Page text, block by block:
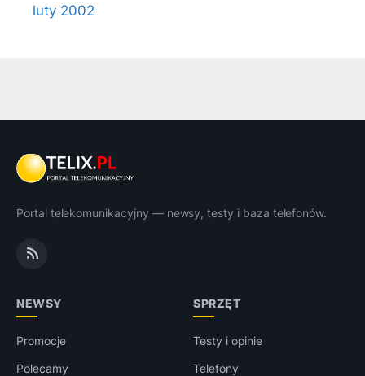
luty 2002
Portal telekomunikacyjny — newsy, testy i baza telefonów.
NEWSY
Promocje
Polecamy
SPRZĘT
Testy i opinie
Telefony